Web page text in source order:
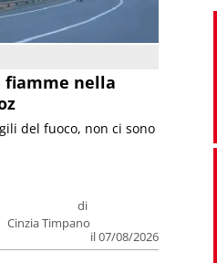
fiamme nella
di
Cinzia Timpano
il 07/08/2026
del fuoco, non ci sono